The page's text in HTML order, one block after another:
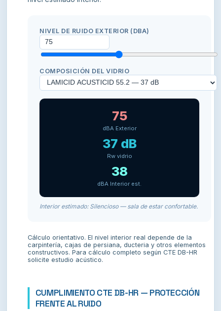
NIVEL DE RUIDO EXTERIOR (DBA)
COMPOSICIÓN DEL VIDRIO
75
dBA Exterior
37 dB
Rw vidrio
38
dBA Interior est.
Interior estimado: Silencioso — sala de estar confortable.
Cálculo orientativo. El nivel interior real depende de la
carpintería, cajas de persiana, ducteria y otros elementos
constructivos. Para cálculo completo según CTE DB-HR
solicite estudio acústico.
CUMPLIMIENTO CTE DB-HR — PROTECCIÓN
FRENTE AL RUIDO